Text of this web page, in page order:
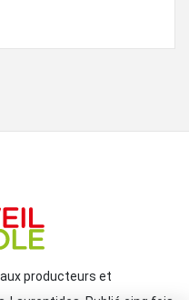
producteurs et
Laurentides. Publié cinq fois